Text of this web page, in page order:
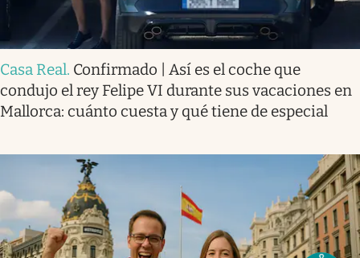
Casa Real. Confirmado | Así es el coche que
condujo el rey Felipe VI durante sus vacaciones en
Mallorca: cuánto cuesta y qué tiene de especial